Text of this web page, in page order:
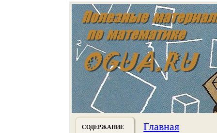
СОДЕРЖАНИЕ Главная